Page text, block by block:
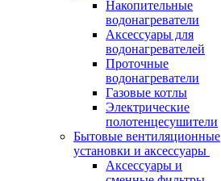
Накопительные
водонагреватели
Аксессуары для
водонагревателей
Проточные
водонагреватели
Газовые котлы
Электрические
полотенцесушители
Бытовые вентиляционные
установки и аксессуары
Аксессуары и